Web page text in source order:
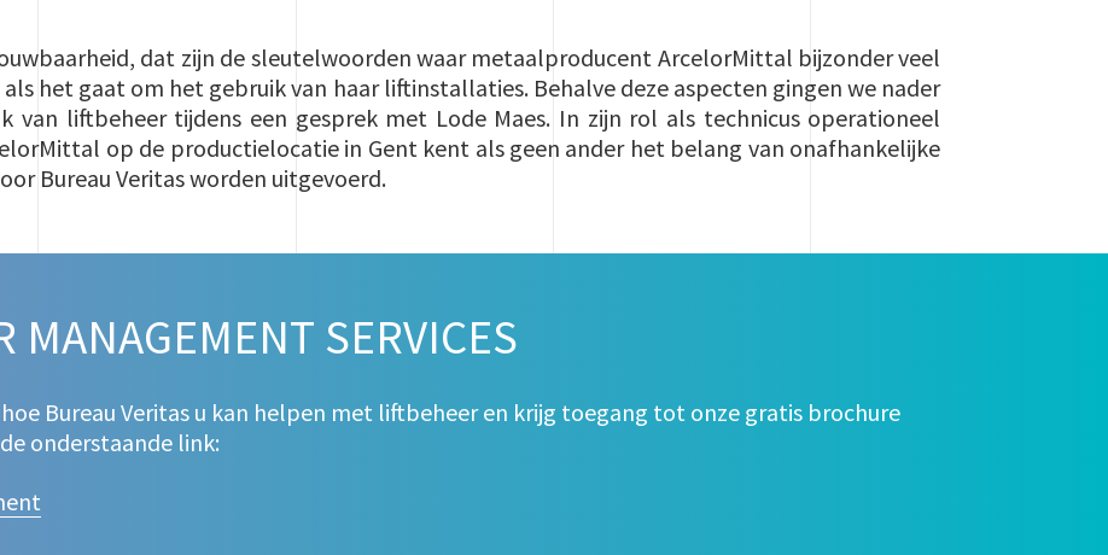
dat zijn de sleutelwoorden waar metaalproducent ArcelorMittal bijzonder veel
het gaat om het gebruik van haar liftinstallaties. Behalve deze aspecten gingen we nader
van liftbeheer tijdens een gesprek met Lode Maes. In zijn rol als technicus operationeel
op de productielocatie in Gent kent als geen ander het belang van onafhankelijke
Bureau Veritas worden uitgevoerd.
MANAGEMENT SERVICES
Bureau Veritas u kan helpen met liftbeheer en krijg toegang tot onze gratis brochure
onderstaande link: